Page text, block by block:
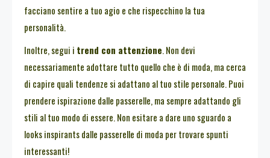
facciano sentire a tuo agio e che rispecchino la tua
personalità.
Inoltre, segui i trend con attenzione. Non devi
necessariamente adottare tutto quello che è di moda, ma cerca
di capire quali tendenze si adattano al tuo stile personale. Puoi
prendere ispirazione dalle passerelle, ma sempre adattando gli
stili al tuo modo di essere. Non esitare a dare uno sguardo a
looks inspirants dalle passerelle di moda per trovare spunti
interessanti!